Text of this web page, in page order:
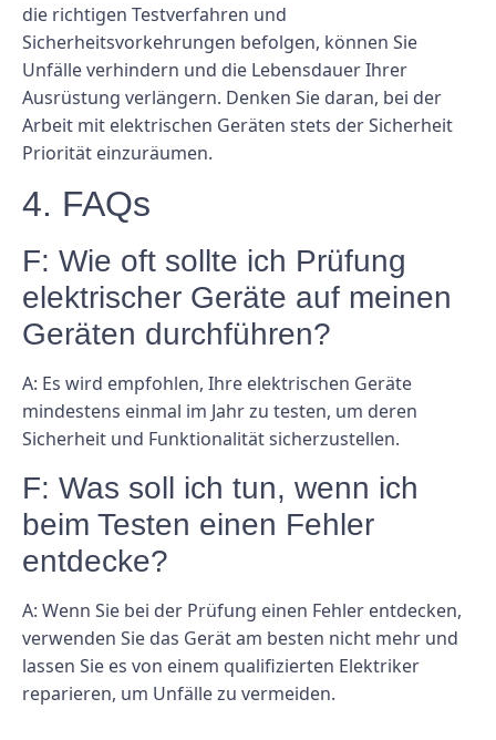
die richtigen Testverfahren und
Sicherheitsvorkehrungen befolgen, können Sie
Unfälle verhindern und die Lebensdauer Ihrer
Ausrüstung verlängern. Denken Sie daran, bei der
Arbeit mit elektrischen Geräten stets der Sicherheit
Priorität einzuräumen.
4. FAQs
F: Wie oft sollte ich Prüfung
elektrischer Geräte auf meinen
Geräten durchführen?
A: Es wird empfohlen, Ihre elektrischen Geräte
mindestens einmal im Jahr zu testen, um deren
Sicherheit und Funktionalität sicherzustellen.
F: Was soll ich tun, wenn ich
beim Testen einen Fehler
entdecke?
A: Wenn Sie bei der Prüfung einen Fehler entdecken,
verwenden Sie das Gerät am besten nicht mehr und
lassen Sie es von einem qualifizierten Elektriker
reparieren, um Unfälle zu vermeiden.